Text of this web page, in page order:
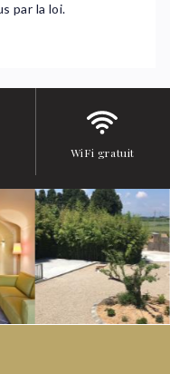
par la loi.
WiFi gratuit